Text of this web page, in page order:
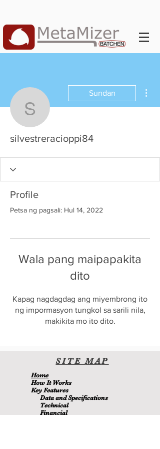
Sundan
silvestreracioppi84
Profile
Petsa ng pagsali: Hul 14, 2022
Wala pang maipapakita
dito
Kapag nagdagdag ang miyembrong ito
ng impormasyon tungkol sa sarili nila,
makikita mo ito dito.
SITEMAP
Home
How It Works
Key Features
Data and Specifications
Technical
Financial